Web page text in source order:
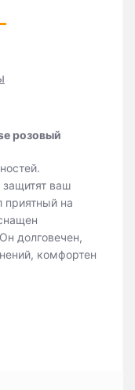
розовый
ваш
приятный на
долговечен,
комфортен